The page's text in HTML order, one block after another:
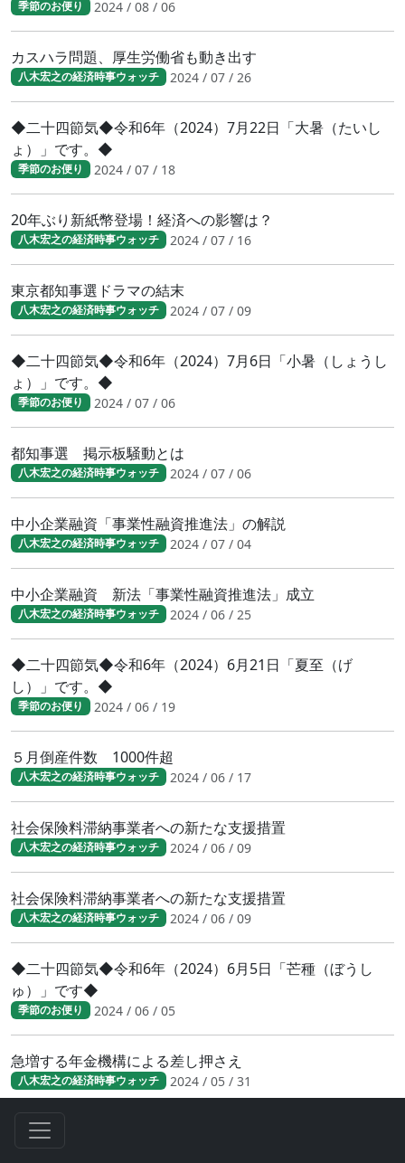
季節のお便り 2024 / 08 / 06
カスハラ問題、厚生労働省も動き出す
八木宏之の経済時事ウォッチ 2024 / 07 / 26
◆二十四節気◆令和6年（2024）7月22日「大暑（たいし
ょ）」です。◆
季節のお便り 2024 / 07 / 18
20年ぶり新紙幣登場！経済への影響は？
八木宏之の経済時事ウォッチ 2024 / 07 / 16
東京都知事選ドラマの結末
八木宏之の経済時事ウォッチ 2024 / 07 / 09
◆二十四節気◆令和6年（2024）7月6日「小暑（しょうし
ょ）」です。◆
季節のお便り 2024 / 07 / 06
都知事選 掲示板騒動とは
八木宏之の経済時事ウォッチ 2024 / 07 / 06
中小企業融資「事業性融資推進法」の解説
八木宏之の経済時事ウォッチ 2024 / 07 / 04
中小企業融資 新法「事業性融資推進法」成立
八木宏之の経済時事ウォッチ 2024 / 06 / 25
◆二十四節気◆令和6年（2024）6月21日「夏至（げ
し）」です。◆
季節のお便り 2024 / 06 / 19
５月倒産件数 1000件超
八木宏之の経済時事ウォッチ 2024 / 06 / 17
社会保険料滞納事業者への新たな支援措置
八木宏之の経済時事ウォッチ 2024 / 06 / 09
社会保険料滞納事業者への新たな支援措置
八木宏之の経済時事ウォッチ 2024 / 06 / 09
◆二十四節気◆令和6年（2024）6月5日「芒種（ぼうし
ゅ）」です◆
季節のお便り 2024 / 06 / 05
急増する年金機構による差し押さえ
八木宏之の経済時事ウォッチ 2024 / 05 / 31
急増する年金機構による差し押さえ